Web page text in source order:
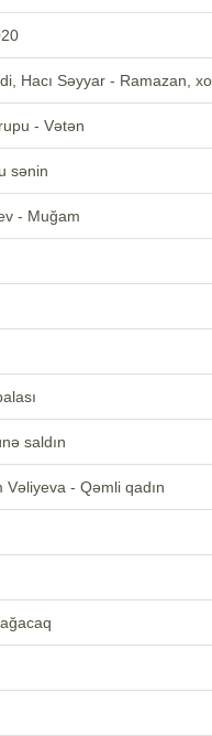
Hacı Səyyar - Ramazan,
- Vətən
sənin
- Muğam
saldın
- Qəmli qadın